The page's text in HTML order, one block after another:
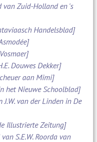
Zuid-Holland en 's
Handelsblad]
Douwes Dekker]
aan Mimi]
het Nieuwe Schoolblad]
van der Linden in De
Illustrierte Zeitung]
S.E.W. Roorda van